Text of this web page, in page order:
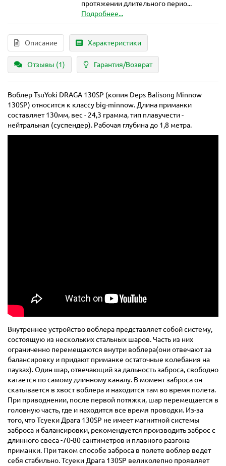
протяжении длительного перио...
Подробнее...
Описание Характеристики
Отзывы (1) Гарантия/Возврат
Воблер TsuYoki DRAGA 130SP (копия Deps Balisong Minnow
130SP) относится к классу big-minnow. Длина приманки
составляет 130мм, вес - 24,3 грамма, тип плавучести -
нейтральная (суспендер). Рабочая глубина до 1,8 метра.
Внутреннее устройство воблера представляет собой систему,
состоящую из нескольких стальных шаров. Часть из них
ограниченно перемещаются внутри воблера(они отвечают за
балансировку и придают приманке остаточные колебания на
паузах). Один шар, отвечающий за дальность заброса, свободно
катается по самому длинному каналу. В момент заброса он
скатывается в хвост воблера и находится там во время полета.
При приводнении, после первой потяжки, шар перемещается в
головную часть, где и находится все время проводки. Из-за
того, что Тсуеки Драга 130SP не имеет магнитной системы
заброса и балансировки, рекомендуется производить заброс с
длинного свеса -70-80 сантиметров и плавного разгона
приманки. При таком способе заброса в полете воблер ведет
себя стабильно. Тсуеки Драга 130SP великолепно проявляет